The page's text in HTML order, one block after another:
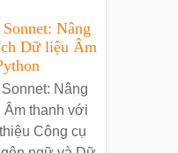
Nâng
Dữ liệu Âm
Nâng
thanh với
Công cụ